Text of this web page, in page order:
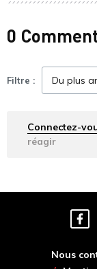
0
Filtre :
Connectez-
réagir
Nous